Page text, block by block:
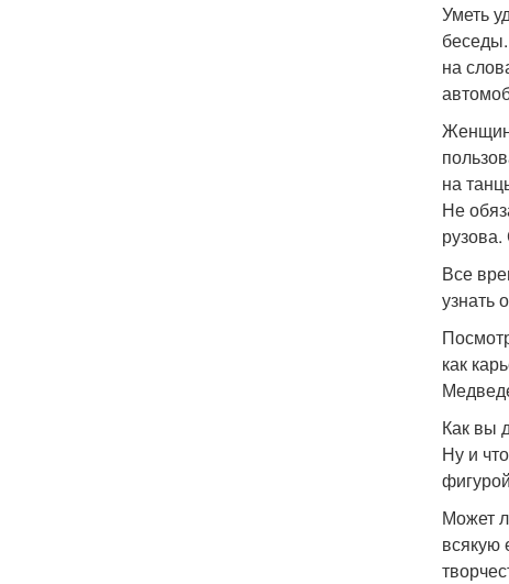
Уметь
на
на
Не
Все
узнать
как
Как вы
Ну и
Может
всякую